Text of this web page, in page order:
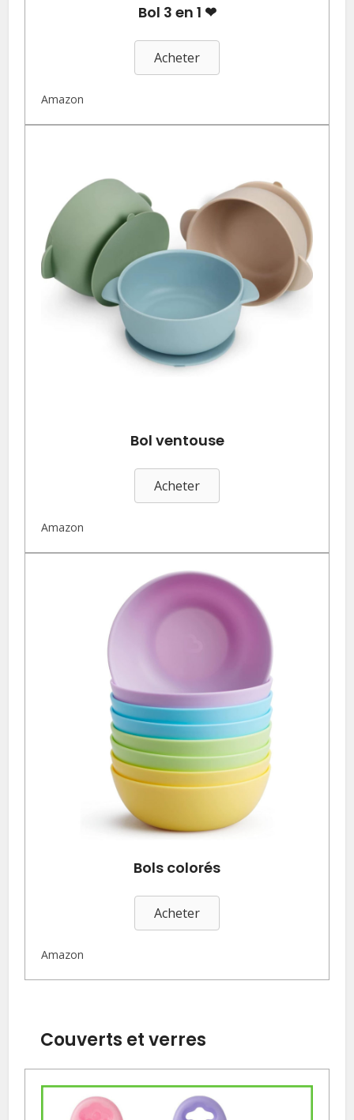
Bol 3 en 1 ❤
Acheter
Amazon
Bol ventouse
Acheter
Amazon
Bols colorés
Acheter
Amazon
Couverts et verres